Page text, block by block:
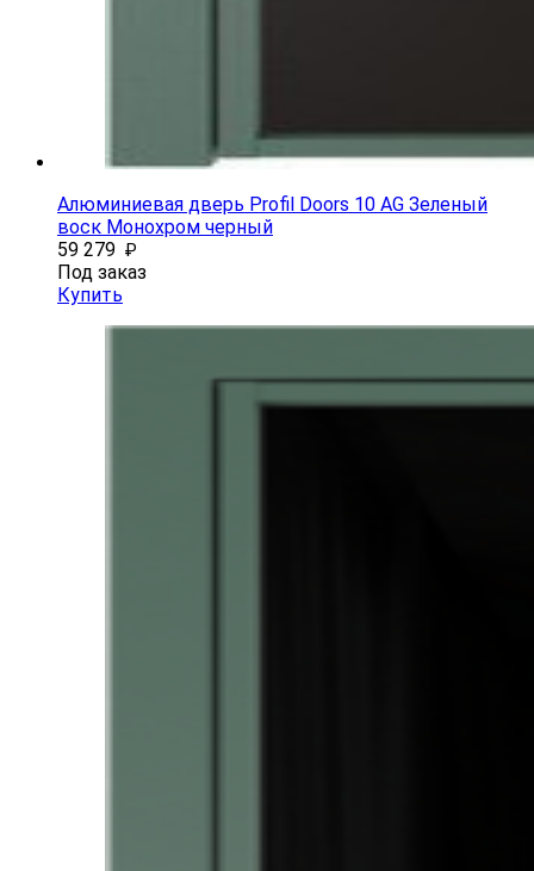
Алюминиевая дверь Profil Doors 10 AG Зеленый
воск Монохром черный
59 279 ₽
Под заказ
Купить